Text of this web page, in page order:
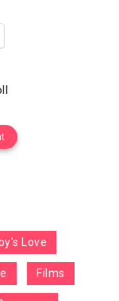
Love
Films